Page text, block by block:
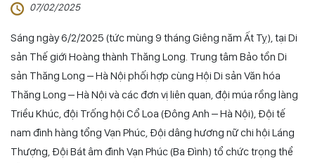
07/02/2025
Sáng ngày 6/2/2025 (tức mùng 9 tháng Giêng năm Ất Tỵ), tại Di
sản Thế giới Hoàng thành Thăng Long. Trung tâm Bảo tồn Di
sản Thăng Long – Hà Nội phối hợp cùng Hội Di sản Văn hóa
Thăng Long – Hà Nội và các đơn vị liên quan, đội múa rồng làng
Triều Khúc, đội Trống hội Cổ Loa (Đông Anh – Hà Nội), Đội tế
nam đình hàng tổng Vạn Phúc, Đội dâng hương nữ chi hội Láng
Thượng, Đội Bát âm đình Vạn Phúc (Ba Đình) tổ chức trọng thể